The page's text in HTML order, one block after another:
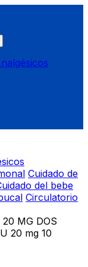
Cuidado de
del bebe
Circulatorio
20 MG DOS
20 mg 10